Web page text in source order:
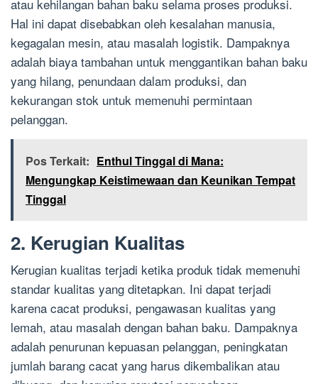
atau kehilangan bahan baku selama proses produksi.
Hal ini dapat disebabkan oleh kesalahan manusia,
kegagalan mesin, atau masalah logistik. Dampaknya
adalah biaya tambahan untuk menggantikan bahan baku
yang hilang, penundaan dalam produksi, dan
kekurangan stok untuk memenuhi permintaan
pelanggan.
Pos Terkait: Enthul Tinggal di Mana:
Mengungkap Keistimewaan dan Keunikan Tempat
Tinggal
2. Kerugian Kualitas
Kerugian kualitas terjadi ketika produk tidak memenuhi
standar kualitas yang ditetapkan. Ini dapat terjadi
karena cacat produksi, pengawasan kualitas yang
lemah, atau masalah dengan bahan baku. Dampaknya
adalah penurunan kepuasan pelanggan, peningkatan
jumlah barang cacat yang harus dikembalikan atau